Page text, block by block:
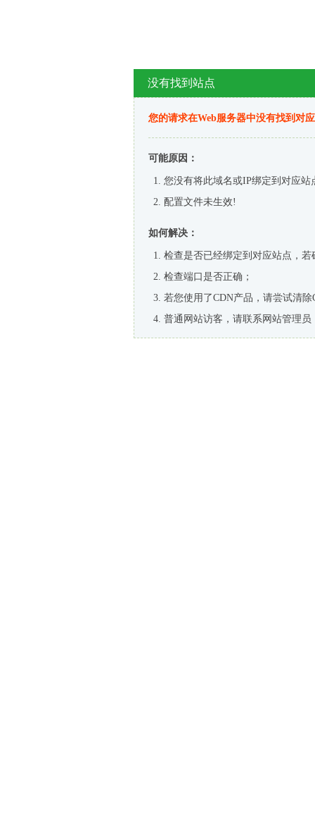
没有找到站点
您的请求在Web服务器中没有找到对
可能原因：
您没有将此域名或IP绑定到对应站
配置文件未生效!
如何解决：
检查是否已经绑定到对应站点，
检查端口是否正确；
若您使用了CDN产品，请尝试清除
普通网站访客，请联系网站管理员